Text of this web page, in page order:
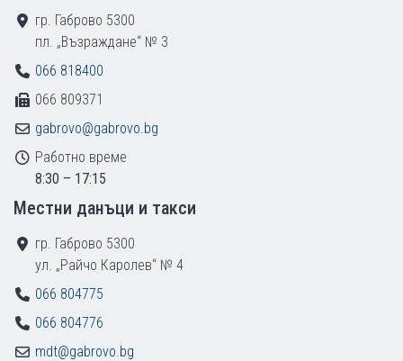
гр. Габрово 5300
пл. „Възраждане“ № 3
066 818400
066 809371
gabrovo@gabrovo.bg
Работно време
8:30 – 17:15
Местни данъци и такси
гр. Габрово 5300
ул. „Райчо Каролев“ № 4
066 804775
066 804776
mdt@gabrovo.bg